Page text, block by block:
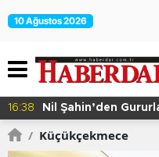
10 Ağustos 2026
16:38 Nil Şahin’den
/ Küçükçekmece